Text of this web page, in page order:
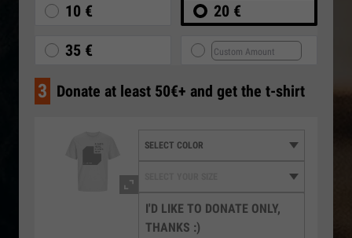
10 € 20 €
35 €
3 Donate at least 50€+ and get the t-shirt
I'D LIKE TO DONATE ONLY,
THANKS :)